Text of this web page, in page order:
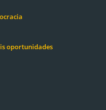
oportunidades